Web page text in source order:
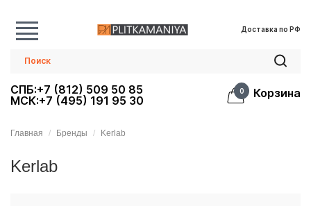
Доставка по РФ
СПБ:+7 (812) 509 50 85
МСК:+7 (495) 191 95 30
0 Корзина
Главная Бренды Kerlab
Kerlab